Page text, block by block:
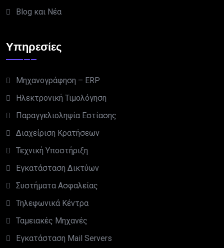
Blog και Νέα
Υπηρεσίες
Μηχανογράφηση – ERP
Ηλεκτρονική Τιμολόγηση
Παραγγελιοληψία Εστίασης
Διαχείριση Κρατήσεων
Τεχνική Υποστήριξη
Εγκατάσταση Δικτύων
Συστήματα Ασφαλείας
Τηλεφωνικά Κέντρα
Ταμειακές Μηχανές
Εγκατάσταση Mail Servers